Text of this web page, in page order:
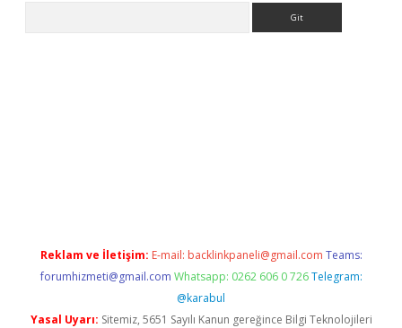
Reklam ve İletişim: E-mail: backlinkpaneli@gmail.com Teams:
forumhizmeti@gmail.com Whatsapp: 0262 606 0 726 Telegram:
@karabul
Yasal Uyarı: Sitemiz, 5651 Sayılı Kanun gereğince Bilgi Teknolojileri